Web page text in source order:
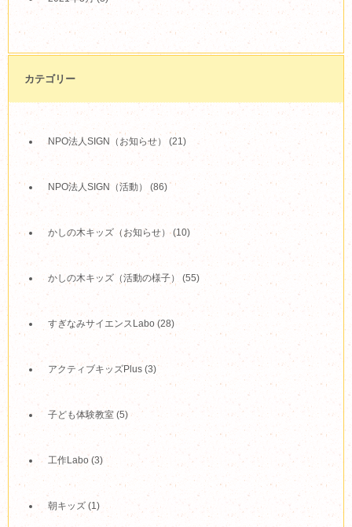
カテゴリー
NPO法人SIGN（お知らせ） (21)
NPO法人SIGN（活動） (86)
かしの木キッズ（お知らせ）(10)
かしの木キッズ（活動の様子） (55)
すぎなみサイエンスLabo(28)
アクティブキッズPlus (3)
子ども体験教室 (5)
工作Labo (3)
朝キッズ (1)